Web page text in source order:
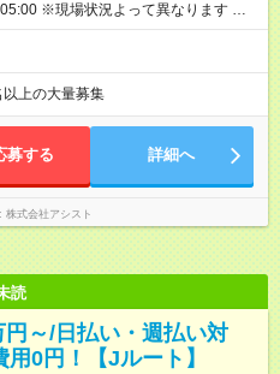
※現場状況よって異なります ※早
3～勤務OK！ ☆現場
保証！ ☆ご希望の方は「日勤＋夜
：20:00～05:00 ※現場状況よって異
8時間勤務もあり ☆週3～勤務
ても日給全額保証！ ☆ご希望の方は
上の大量募集
募する 詳細へ
株式会社アシスト
読
～/日払い・週払い対
0円！【Jルート】